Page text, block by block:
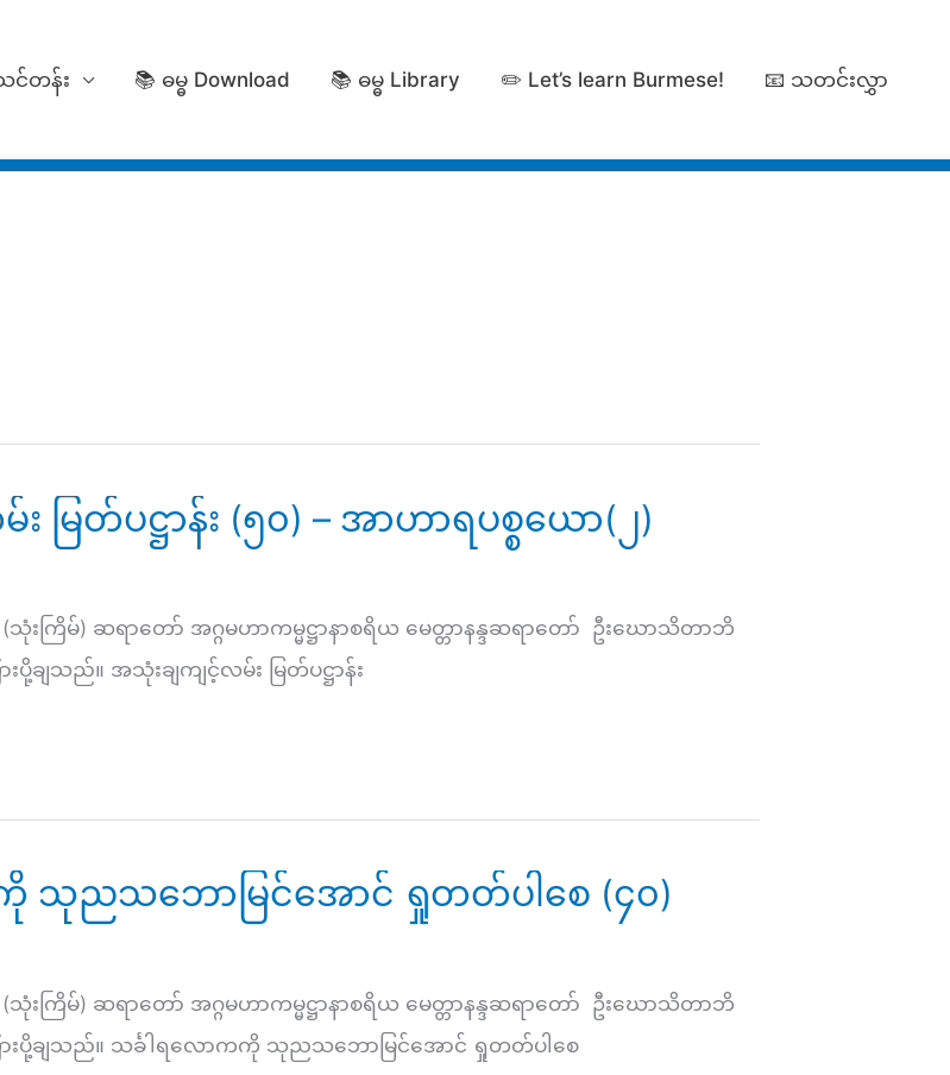
င်တန်း 📚 ဓမ္ဓ Download 📚 ဓမ္ဓ Library ✏️ Let’s learn Burmese! 📧 သတင်းလွှာ
မြတ်ပဋ္ဌာန်း (၅၀) – အာဟာရပစ္စယော(၂)
ြိမ်) ဆရာတော် အဂ္ဂမဟာကမ္မဋ္ဌာနာစရိယ မေတ္တာနန္ဒဆရာတော် ဦးဃောသိတာဘိ
းပို့ချသည်။ အသုံးချကျင့်လမ်း မြတ်ပဋ္ဌာန်း
သုညသဘောမြင်အောင် ရှုတတ်ပါစေ (၄၀)
ြိမ်) ဆရာတော် အဂ္ဂမဟာကမ္မဋ္ဌာနာစရိယ မေတ္တာနန္ဒဆရာတော် ဦးဃောသိတာဘိ
ြားပို့ချသည်။ သင်္ခါရလောကကို သုညသဘောမြင်အောင် ရှုတတ်ပါစေ